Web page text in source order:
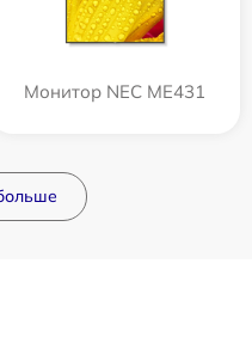
Монитор NEC ME431